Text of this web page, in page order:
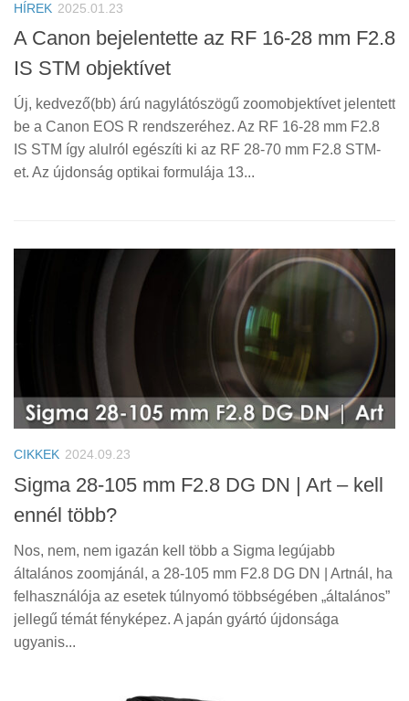
HÍREK 2025.01.23
A Canon bejelentette az RF 16-28 mm F2.8
IS STM objektívet
Új, kedvező(bb) árú nagylátószögű zoomobjektívet jelentett
be a Canon EOS R rendszeréhez. Az RF 16-28 mm F2.8
IS STM így alulról egészíti ki az RF 28-70 mm F2.8 STM-
et. Az újdonság optikai formulája 13...
CIKKEK 2024.09.23
Sigma 28-105 mm F2.8 DG DN | Art – kell
ennél több?
Nos, nem, nem igazán kell több a Sigma legújabb
általános zoomjánál, a 28-105 mm F2.8 DG DN | Artnál, ha
felhasználója az esetek túlnyomó többségében „általános”
jellegű témát fényképez. A japán gyártó újdonsága
ugyanis...